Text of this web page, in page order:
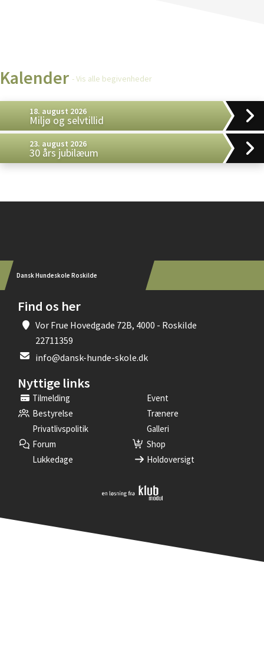
Kalender - Vis alle begivenheder
18. august 2026
Miljø og selvtillid
23. august 2026
30 års jubilæum
Dansk Hundeskole Roskilde
Find os her
Vor Frue Hovedgade 72B, 4000 - Roskilde
22711359
info@dansk-hunde-skole.dk
Nyttige links
Tilmelding
Event
Bestyrelse
Trænere
Privatlivspolitik
Galleri
Forum
Shop
Lukkedage
Holdoversigt